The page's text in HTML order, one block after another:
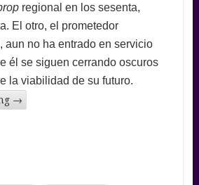
regional en los sesenta,
El otro, el prometedor
, aun no ha entrado en servicio
él se siguen cerrando oscuros
la viabilidad de su futuro.
→